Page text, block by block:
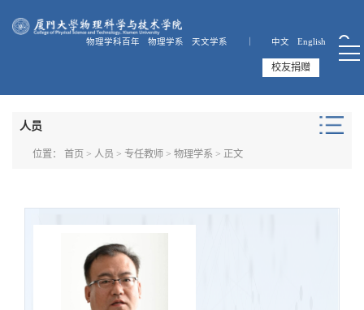
物理学科百年 物理学系 天文学系 ｜ 中文 English
校友捐赠
人员
位置： 首页 > 人员 > 专任教师 > 物理学系 > 正文